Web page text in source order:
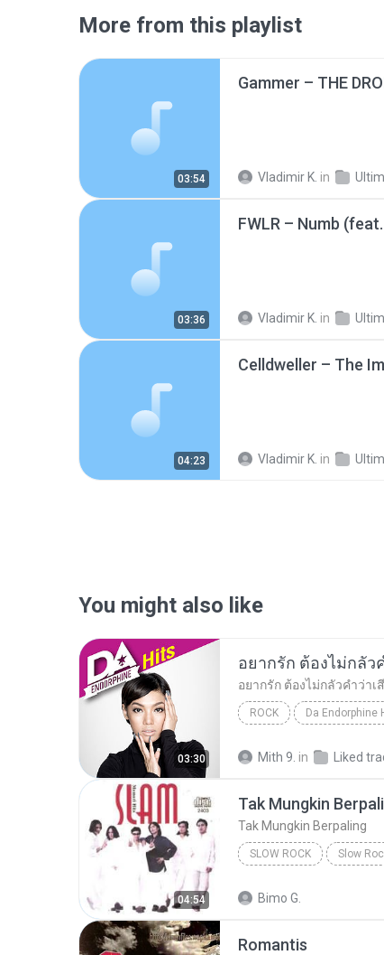
More from this playlist
03:54 Vladimir K. in Ultimate
03:36
FWLR – Numb
Vladimir K. in Ultimate
04:23 Vladimir K. in Ultimate
You might also like
03:30
ROCK Da Endorphine
Mith 9. in Liked
04:54
Tak Mungkin
Tak Mungkin Berpaling
SLOW ROCK
Bimo G.
Romantis